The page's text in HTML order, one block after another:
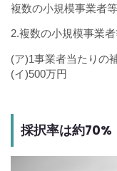
複数の小規模事業者
2.複数の小規模事業
(ア)1事業者当たりの
(イ)500万円
採択率は約70%